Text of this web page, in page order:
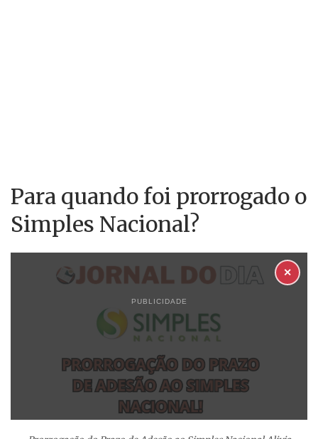
Para quando foi prorrogado o
Simples Nacional?
PUBLICIDADE
✕